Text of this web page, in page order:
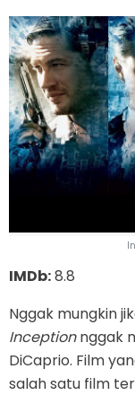
IMDb:8.8
Nggak mungkin
Inceptionnggak
DiCaprio. Film
salah satu film